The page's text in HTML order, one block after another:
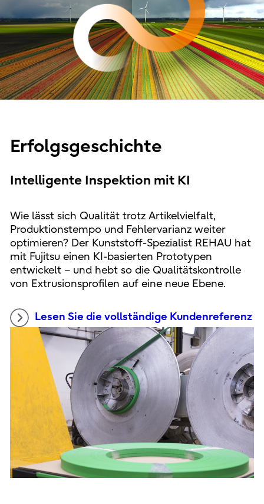
Erfolgsgeschichte
Intelligente Inspektion mit KI
Wie lässt sich Qualität trotz Artikelvielfalt,
Produktionstempo und Fehlervarianz weiter
optimieren? Der Kunststoff-Spezialist REHAU hat
mit Fujitsu einen KI-basierten Prototypen
entwickelt – und hebt so die Qualitätskontrolle
von Extrusionsprofilen auf eine neue Ebene.
Lesen Sie die vollständige Kundenreferenz